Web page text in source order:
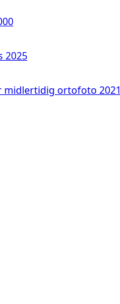
2025
midlertidig ortofoto 2021